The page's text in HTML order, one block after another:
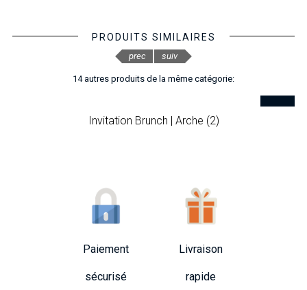
PRODUITS SIMILAIRES
14 autres produits de la même catégorie:
Invitation Brunch | Arche (2)
prec suiv
Paiement
sécurisé
Livraison
rapide